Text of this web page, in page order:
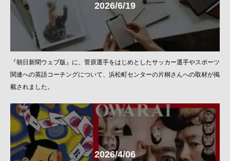
2026/6/19
『朝日新聞ウェブ版』に、菅原選手をはじめとしたサッカー選手やスポーツ
関連への英語コーチングについて、浜松町センターの片桐さんへの取材が掲
載されました。
2026/4/06